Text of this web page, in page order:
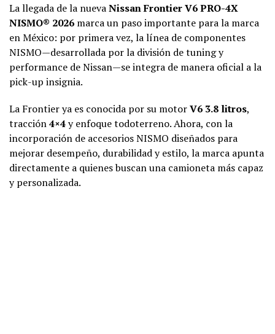
La llegada de la nuevaNissan Frontier V6 PRO-4X
NISMO® 2026 marca un paso importante para la marca
en México: por primera vez, la línea de componentes
NISMO—desarrollada por la división de tuning y
performance de Nissan—se integra de manera oficial a la
pick-up insignia.
La Frontier ya es conocida por su motorV6 3.8 litros,
tracción4×4y enfoque todoterreno. Ahora, con la
incorporación de accesorios NISMO diseñados para
mejorar desempeño, durabilidad y estilo, la marca apunta
directamente a quienes buscan una camioneta más capaz
y personalizada.